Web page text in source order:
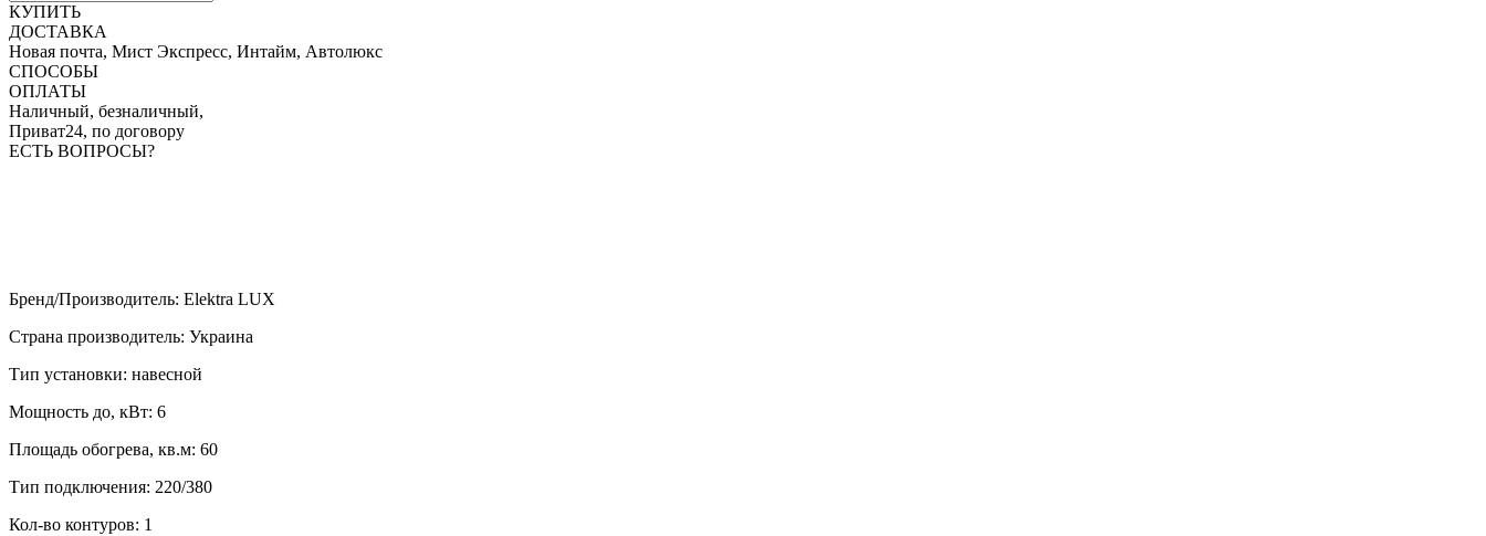
КУПИТЬ
ДОСТАВКА
Новая почта, Мист Экспресс, Интайм, Автолюкс
СПОСОБЫ
ОПЛАТЫ
Наличный, безналичный,
Приват24, по договору
ЕСТЬ ВОПРОСЫ?
Бренд/Производитель: Elektra LUX
Страна производитель: Украина
Тип установки: навесной
Мощность до, кВт: 6
Площадь обогрева, кв.м: 60
Тип подключения: 220/380
Кол-во контуров: 1